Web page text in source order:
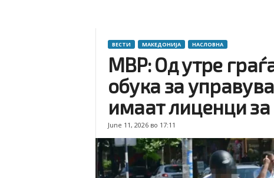
ВЕСТИ МАКЕДОНИЈА НАСЛОВНА
МВР: Од утре
обука за
имаат лиценци за
June 11, 2026 во 17:11